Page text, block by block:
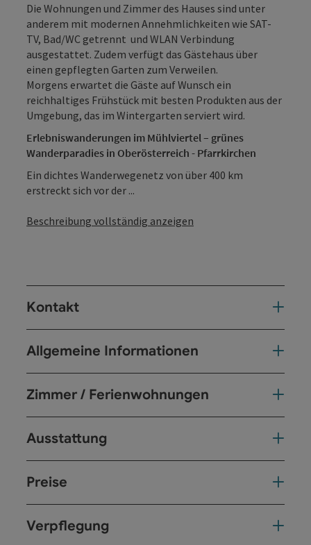
Die Wohnungen und Zimmer des Hauses sind unter
anderem mit modernen Annehmlichkeiten wie SAT-
TV, Bad/WC getrennt und WLAN Verbindung
ausgestattet. Zudem verfügt das Gästehaus über
einen gepflegten Garten zum Verweilen.
Morgens erwartet die Gäste auf Wunsch ein
reichhaltiges Frühstück mit besten Produkten aus der
Umgebung, das im Wintergarten serviert wird.
Erlebniswanderungen im Mühlviertel – grünes
Wanderparadies in Oberösterreich - Pfarrkirchen
Ein dichtes Wanderwegenetz von über 400 km
erstreckt sich vor der ...
Beschreibung vollständig anzeigen
Kontakt
Allgemeine Informationen
Zimmer / Ferienwohnungen
Ausstattung
Preise
Verpflegung